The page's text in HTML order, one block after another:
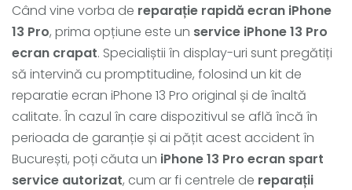
Când vine vorba de reparație rapidă ecran iPhone
13 Pro, prima opțiune este un service iPhone 13 Pro
ecran crapat. Specialiștii în display-uri sunt pregătiți
să intervină cu promptitudine, folosind un kit de
reparatie ecran iPhone 13 Pro original și de înaltă
calitate. În cazul în care dispozitivul se află încă în
perioada de garanție și ai pățit acest accident în
București, poți căuta un iPhone 13 Pro ecran spart
service autorizat, cum ar fi centrele de reparații